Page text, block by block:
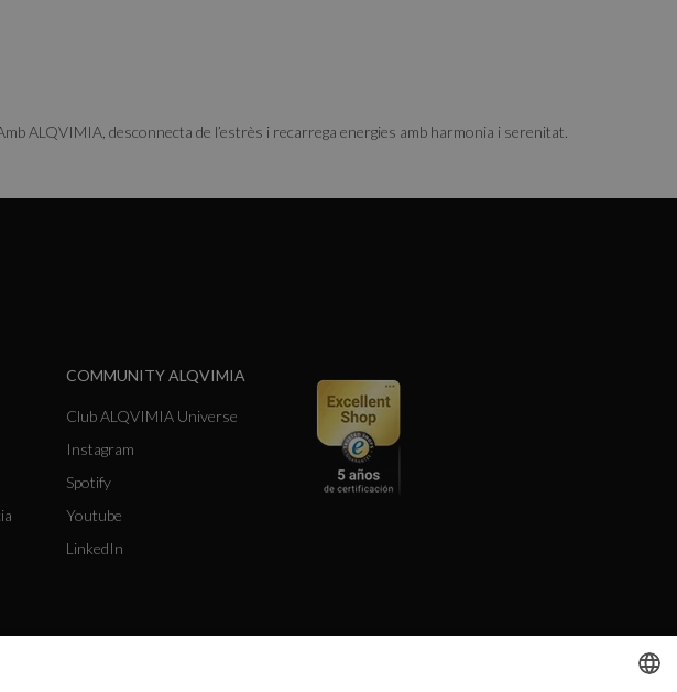
ALQVIMIA, desconnecta de l’estrès i recarrega energies amb harmonia i serenitat.
COMMUNITY ALQVIMIA
Club ALQVIMIA Universe
Instagram
Spotify
Youtube
LinkedIn